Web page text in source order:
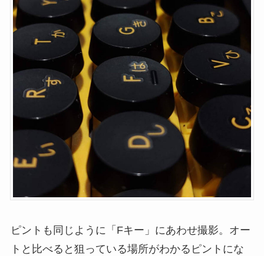
ピントも同じように「Fキー」にあわせ撮影。オー
トと比べると狙っている場所がわかるピントにな